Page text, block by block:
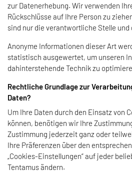
zur Datenerhebung. Wir verwenden
Rückschlüsse auf Ihre Person zu
sind nur die verantwortliche Stelle
Anonyme Informationen dieser Art
statistisch ausgewertet, um unseren
dahinterstehende Technik zu
Rechtliche Grundlage zur
Daten?
Um Ihre Daten durch den Einsatz von
können, benötigen wir Ihre
Zustimmung jederzeit ganz oder
Ihre Präferenzen über den
„Cookies-Einstellungen“ auf jeder
Tentamus ändern.